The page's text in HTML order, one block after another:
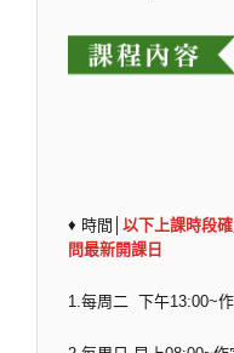
♦ 時間│ 以下上課時段
問最新開課日
1.每周二 下午13:00~